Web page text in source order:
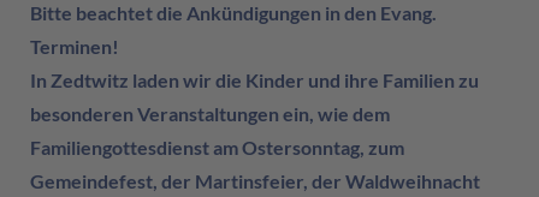
Bitte beachtet die Ankündigungen in den Evang.
Terminen!
In Zedtwitz laden wir die Kinder und ihre Familien zu
besonderen Veranstaltungen ein, wie dem
Familiengottesdienst am Ostersonntag, zum
Gemeindefest, der Martinsfeier, der Waldweihnacht